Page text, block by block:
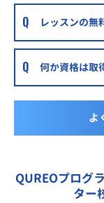
レッスンの無
何か資格は取
よ
QUREOプログ
ター